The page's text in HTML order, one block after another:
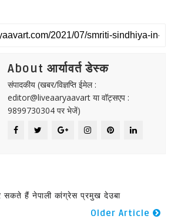
About आर्यावर्त डेस्क
संपादकीय (खबर/विज्ञप्ति ईमेल :
editor@liveaaryaavart या वॉट्सएप :
9899730304 पर भेजें)
हैं नेपाली कांग्रेस प्रमुख देउबा
Older Article